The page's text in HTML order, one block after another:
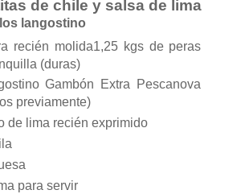
de chile y salsa de lima
langostino
recién molida1,25 kgs de peras
(duras)
Gambón Extra Pescanova
previamente)
de lima recién exprimido
para servir